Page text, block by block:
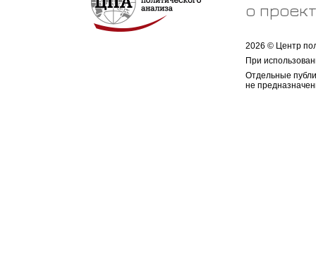
о
2026 © Центр
При
Отдельные
не